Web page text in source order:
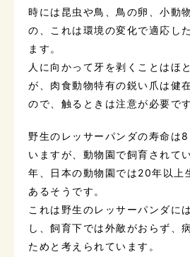
時には昆虫や鳥、鳥の卵、小動
の、これは環境の変化で適応し
ます。
人に向かって牙を剥くことはほ
が、肉食動物特有の鋭い爪は健
ので、触るときは注意が必要です
野生のレッサーパンダの寿命は
いますが、動物園で飼育されて
年、日本の動物園では20年以上
あるそうです。
これは野生のレッサーパンダに
し、飼育下では外敵がおらず、
ためと考えられています。